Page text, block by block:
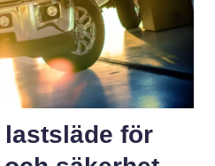
för